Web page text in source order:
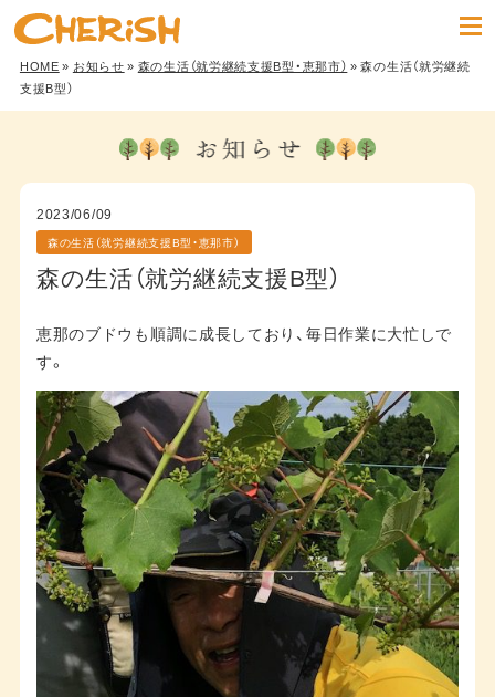
HOME» お知らせ» 森の生活（就労継続支援B型・恵那市） » 森の生活（就労継続
支援B型）
2023/06/09
森の生活（就労継続支援B型・恵那市）
森の生活（就労継続支援B型）
恵那のブドウも順調に成長しており、毎日作業に大忙しで
す。